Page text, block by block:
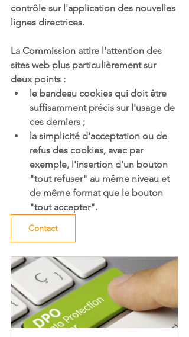
contrôle sur l'application des nouvelles
lignes directrices.
La Commission attire l'attention des
sites web plus particulièrement sur
deux points :
le bandeau cookies qui doit être
suffisamment précis sur l'usage de
ces derniers ;
la simplicité d'acceptation ou de
refus des cookies, avec par
exemple, l'insertion d'un bouton
"tout refuser" au même niveau et
de même format que le bouton
"tout accepter".
Contact